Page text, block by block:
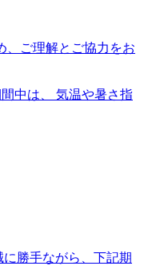
、ご理解とご協力をお
中は、 気温や暑さ指
勝手ながら、下記期